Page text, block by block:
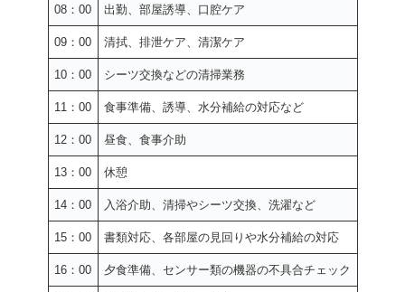
08：00 出勤、部屋誘導、口腔ケア
09：00 清拭、排泄ケア、清潔ケア
10：00 シーツ交換などの清掃業務
11：00 食事準備、誘導、水分補給の対応など
12：00 昼食、食事介助
13：00 休憩
14：00 入浴介助、清掃やシーツ交換、洗濯など
15：00 書類対応、各部屋の見回りや水分補給の対応
16：00 夕食準備、センサー類の機器の不具合チェック